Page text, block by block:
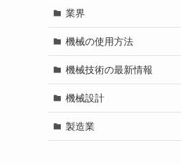
業界
機械の使用方法
機械技術の最新情報
機械設計
製造業